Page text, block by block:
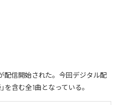
配信開始された。今回デジタル配
を含む全1曲となっている。